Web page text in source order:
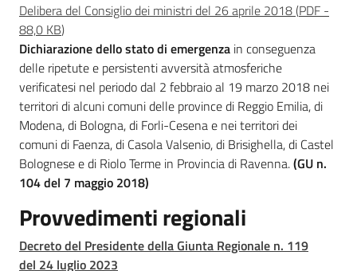
t
e
z
i
o
n
e
c
i
v
i
l
e
Delibera del Consiglio dei ministri del 26 aprile 2018(PDF -
88,0 KB)
Dichiarazione dello stato di emergenza in conseguenza
delle ripetute e persistenti avversità atmosferiche
verificatesi nel periodo dal 2 febbraio al 19 marzo 2018 nei
territori di alcuni comuni delle province di Reggio Emilia, di
Modena, di Bologna, di Forli-Cesena e nei territori dei
comuni di Faenza, di Casola Valsenio, di Brisighella, di Castel
Bolognese e di Riolo Terme in Provincia di Ravenna.(GU n.
104 del 7 maggio 2018)
Provvedimenti regionali
Decreto del Presidente della Giunta Regionale n. 119
del 24 luglio 2023